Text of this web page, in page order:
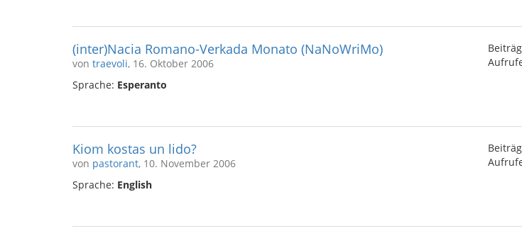
(inter)Nacia Romano-Verkada Monato (NaNoWriMo)
von traevoli, 16. Oktober 2006
Sprache: Esperanto
Kiom kostas un lido?
von pastorant, 10. November 2006
Sprache: English